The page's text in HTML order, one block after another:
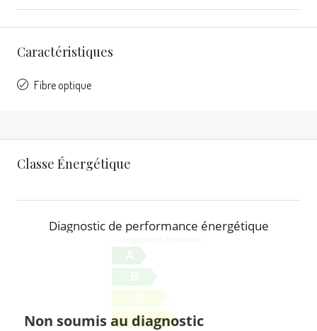
Caractéristiques
Fibre optique
Classe Énergétique
Diagnostic de performance énergétique
D
Non soumis au diagnostic